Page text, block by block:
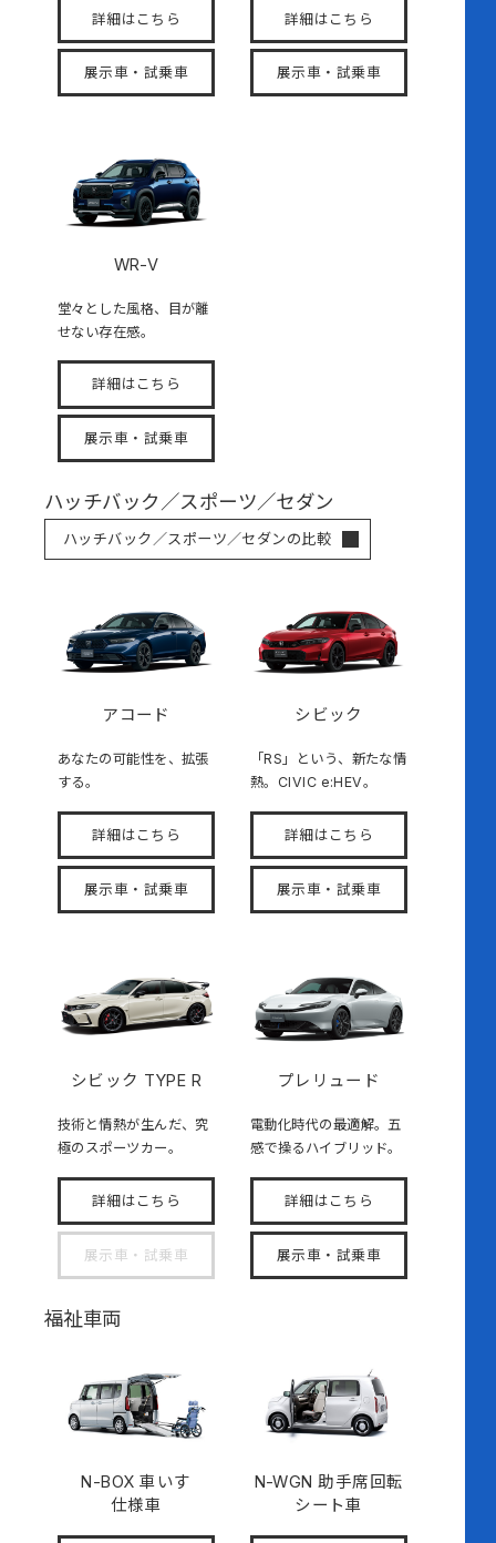
詳細はこちら
展示車・試乗車
詳細はこちら
展示車・試乗車
WR-V
堂々とした風格、目が離
せない存在感。
詳細はこちら
展示車・試乗車
ハッチバック／スポーツ／セダン
ハッチバック／スポーツ／セダンの比較
アコード
あなたの可能性を、拡張
する。
詳細はこちら
展示車・試乗車
シビック
「RS」という、新たな情
熱。CIVIC e:HEV。
詳細はこちら
展示車・試乗車
シビック TYPE R
技術と情熱が生んだ、究
極のスポーツカー。
詳細はこちら
展示車・試乗車
プレリュード
電動化時代の最適解。五
感で操るハイブリッド。
詳細はこちら
展示車・試乗車
福祉車両
N-BOX車いす
仕様車
N-WGN 助手席回転
シート車